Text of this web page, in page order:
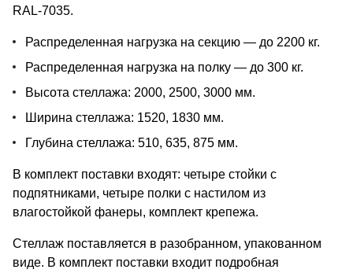
RAL-7035.
Распределенная нагрузка на секцию — до 2200 кг.
Распределенная нагрузка на полку — до 300 кг.
Высота стеллажа: 2000, 2500, 3000 мм.
Ширина стеллажа: 1520, 1830 мм.
Глубина стеллажа: 510, 635, 875 мм.
В комплект поставки входят: четыре стойки с
подпятниками, четыре полки с настилом из
влагостойкой фанеры, комплект крепежа.
Стеллаж поставляется в разобранном, упакованном
виде. В комплект поставки входит подробная